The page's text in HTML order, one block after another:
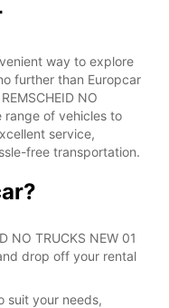
way to explore
further than Europcar
NO
range of vehicles to
service,
free transportation.
NO TRUCKS NEW 01
drop off your rental
suit your needs,